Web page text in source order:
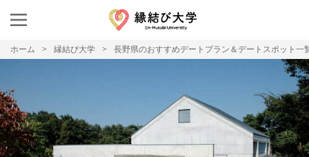
ホーム 縁結び大学 長野県のおすすめデートプラン＆デートスポット一